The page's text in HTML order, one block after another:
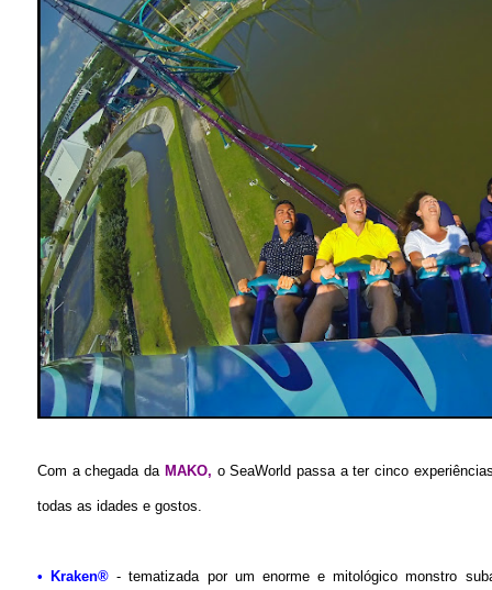
Com a chegada da MAKO, o SeaWorld passa a ter cinco
todas as idades e gostos.
• Kraken®- tematizada por um enorme e mitológico monstro